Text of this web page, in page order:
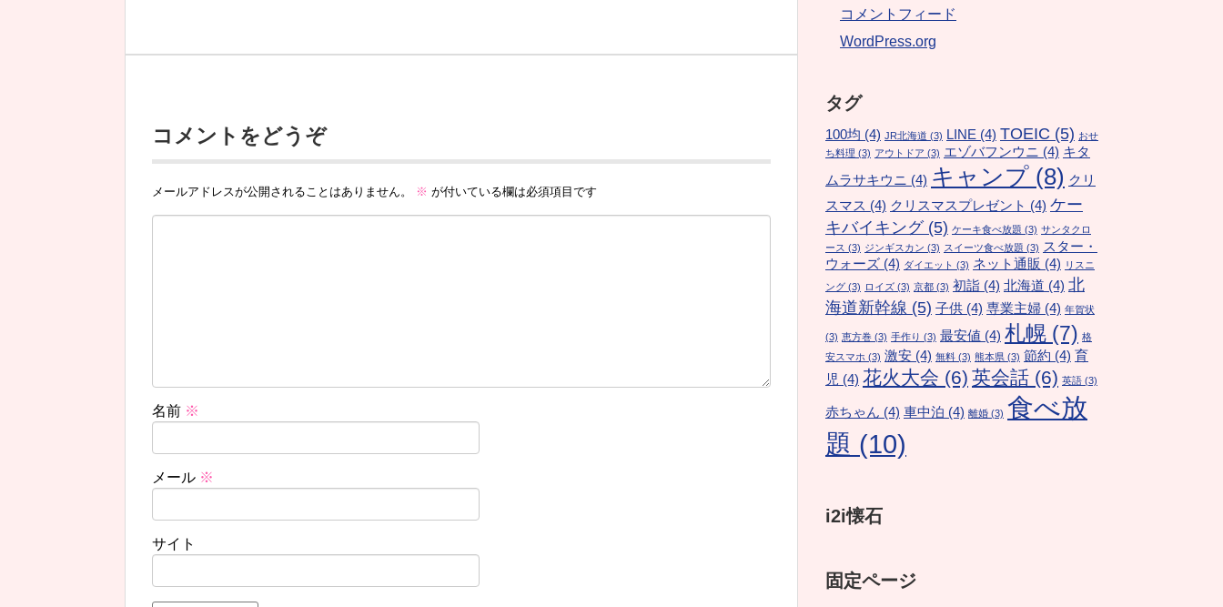
コメントをどうぞ
メールアドレスが公開されることはありません。 ※ が付いている欄は必須項目です
名前 ※
メール ※
サイト
コメントフィード
WordPress.org
タグ
100均 (4) JR北海道 (3) LINE (4) TOEIC (5) おせ
ち料理 (3) アウトドア (3) エゾバフンウニ (4) キタ
ムラサキウニ (4) キャンプ (8) クリ
スマス (4) クリスマスプレゼント (4) ケー
キバイキング(5) ケーキ食べ放題 (3) サンタクロ
ース (3) ジンギスカン (3) スイーツ食べ放題 (3) スター・
ウォーズ (4) ダイエット (3) ネット通販 (4) リスニ
ング (3) ロイズ (3) 京都 (3) 初詣 (4) 北海道 (4) 北
海道新幹線 (5) 子供 (4) 専業主婦 (4) 年賀状
(3) 恵方巻 (3) 手作り (3) 最安値 (4) 札幌 (7) 格
安スマホ (3) 激安 (4) 無料 (3) 熊本県 (3) 節約 (4) 育
児 (4) 花火大会 (6) 英会話 (6) 英語 (3)
赤ちゃん (4) 車中泊 (4) 離婚 (3) 食べ放
題 (10)
i2i懐石
固定ページ